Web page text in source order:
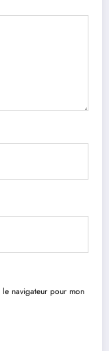
navigateur pour mon